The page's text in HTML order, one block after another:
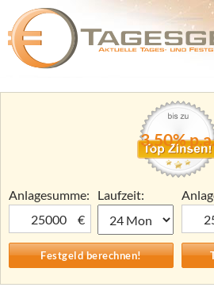
Zum
3,50%
Anlagesumme:
€
Laufzeit: